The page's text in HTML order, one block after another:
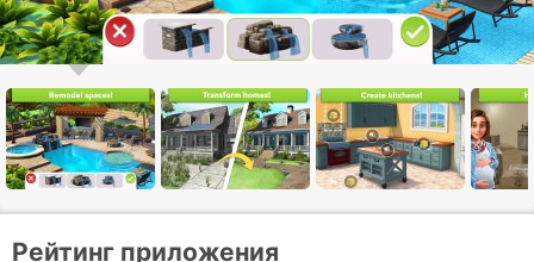
Рейтинг приложения